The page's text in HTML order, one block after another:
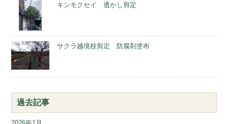
キンモクセイ 透かし剪定
サクラ越境枝剪定 防腐剤塗布
過去記事